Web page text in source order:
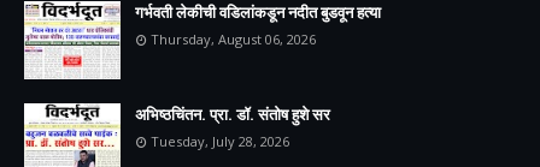
गर्भवती लेकीची वडिलांकडून नदीत बुडवून हत्या
Thursday, August 06, 2026
अभिष्ठचिंतन. प्रा. डॉ. संतोष हुशे सर
Tuesday, July 28, 2026